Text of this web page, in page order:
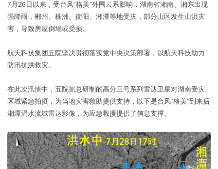
7月26日以来，受台风“格美”外围云系影响，湖南省湘南、湘东出现
强降雨，郴州、株洲、衡阳、湘潭等地受灾，部分山区发生山洪灾
害，导致房屋倒塌或受损。
航天科技集团五院坚决贯彻落实党中央决策部署，以航天科技助力
防汛抗洪救灾。
在此次汛情中，五院抓总研制的高分三号系列雷达卫星对湖南受灾
区域紧急拍摄，为当地灾害救助提供支持，以下是台风“格美”到来后
湘潭涓水流域雷达影像，为应急救援提供了信息支撑。